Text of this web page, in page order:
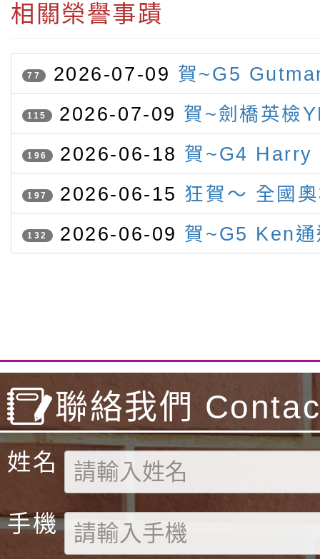
相關榮譽事蹟
77 2026-07-09 賀~G5
競賽 榮獲字音字形第二名
115 2026-07-09 賀~劍橋英檢
認證 表現優異（滿盾牌）名單
196 2026-06-18 賀~G4 Harry
Gutmann參加IMC榮獲一銀一
灣參賽
197 2026-06-15 狂賀～ 全國
競賽 本校學生勇奪三金三銀一
132 2026-06-09 賀~G5 Ken
聯絡我們
姓名
手機